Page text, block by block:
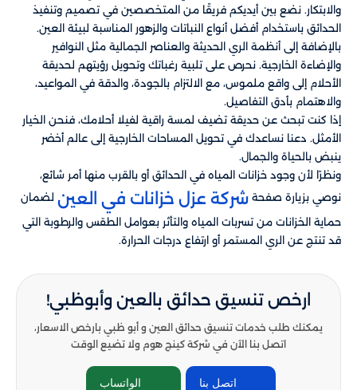
والابتكار. نضع بين أيديكم فريقًا من المتخصصين في تصميم وتنفيذ
الحدائق باستخدام أفضل أنواع النباتات والزهور المناسبة لبيئة العين.
بالإضافة إلى أنظمة الري الحديثة والعناصر الجمالية مثل النوافير
والإضاءة الخارجية. نحرص على تلبية رغباتك وتحويل رؤيتهم لحديقة
الأحلام إلى واقع ملموس، مع الالتزام بالجودة، والدقة في المواعيد،
والاهتمام بأدق التفاصيل.
إذا كنت تبحث عن حديقة تضيف لمسة راقية لفيلا أحلامك، فنحن الخيار
الأمثل. دعنا نساعدك في تحويل المساحات الخارجية إلى عالم أخضر
ينبض بالحياة والجمال.
ونظرًا لأن وجود خزانات المياه في الحدائق أو بالقرب منها أمر شائع،
نوصي بزيارة صفحة شركة عزل خزانات في العين لضمان
حماية الخزانات من تسربات المياه والتأثر بعوامل الطقس والرطوبة التي
قد تنتج عن الري المستمر أو ارتفاع درجات الحرارة.
ارخص تنسيق حدائق بالعين وأبوظبي!
يمكنك طلب خدمات تنسيق حدائق العين و أبو ظبي​​ بارخص الاسعار،
اتصل بنا الآن في شركة كينج هوم ولا تضيع الوقت
اتصل بنا الواتساب